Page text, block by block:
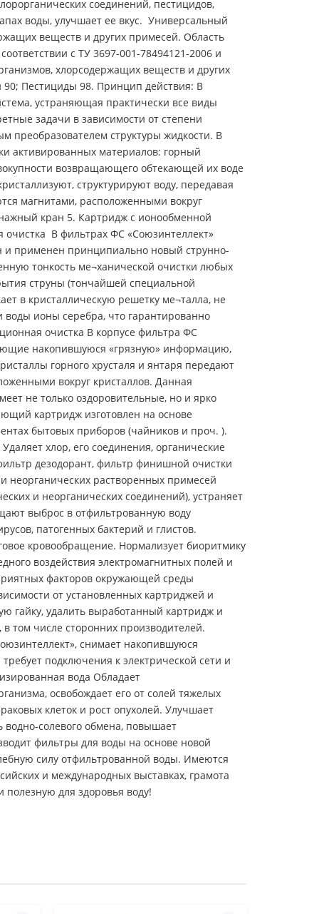
соединений, пестицидов,
воды, улучшает ее вкус. Универсальный
веществ и других примесей. Область
с ТУ 3697-001-78494121-2006 и
хлорсодержащих веществ и других
90; Пестициды 98. Принцип действия: В
устраняющая практически все виды
задачи в зависимости от степени
преобразователем структуры жидкости. В
активированных материалов: горный
возвращающего обтекающей их воде
структурируют воду, передавая
магнитами, расположенными вокруг
кран 5. Картридж с ионообменной
очистка В фильтрах ФС «Союзинтеллект»
и применен принципиально новый струнно-
тонкость ме¬ханической очистки любых
струны (тончайшей специальной
в кристаллическую решетку ме¬талла, не
ионы серебра, что гарантированно
очистка В корпусе фильтра ФС
накопившуюся «грязную» информацию,
горного хрусталя и янтаря передают
вокруг кристаллов. Данная
не только оздоровительные, но и ярко
картридж изготовлен на основе
бытовых приборов (чайников и проч. ).
хлор, его соединения, органические
дезодорант, фильтр финишной очистки
неорганических растворенных примесей
и неорганических соединений), устраняет
выброс в отфильтрованную воду
патогенных бактерий и глистов.
кровообращение. Нормализует биоритмику
воздействия электромагнитных полей и
факторов окружающей среды
от установленных картриджей и
гайку, удалить выработанный картридж и
том числе сторонних производителей.
снимает накопившуюся
подключения к электрической сети и
вода Обладает
освобождает его от солей тяжелых
клеток и рост опухолей. Улучшает
солевого обмена, повышает
фильтры для воды на основе новой
силу отфильтрованной воды. Имеются
и международных выставках, грамота
для здоровья воду!